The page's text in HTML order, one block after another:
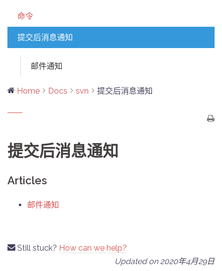
命令
提交后消息通知
邮件通知
Home Docs svn 提交后消息通知
提交后消息通知
Articles
邮件通知
Still stuck? How can we help?
Updated on 2020年4月29日